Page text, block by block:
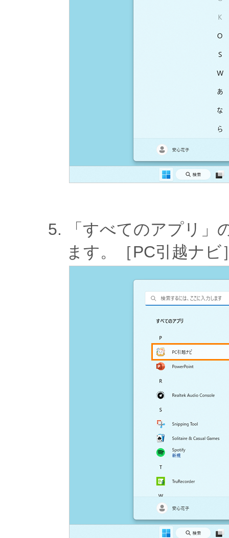
「すべてのアプリ
ます。［PC引越ナ